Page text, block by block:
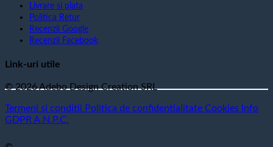
Livrare si plata
Politica Retur
Recenzii Google
Recenzii Facebook
Link-uri utile
© 2026 Adebo Design Creation SRL
Termeni si conditii Politica de confidentialitate Cookies Info
GDPR A.N.P.C.